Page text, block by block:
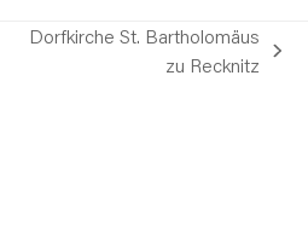
Dorfkirche St. Bartholomäus
zu Recknitz